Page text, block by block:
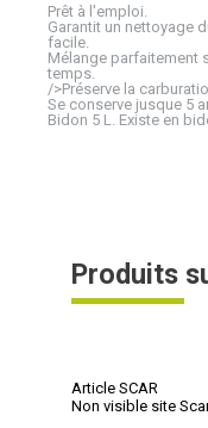
Prêt à l'emploi.
Garantit un nettoyage
facile.
Mélange parfaitement
temps.
/>Préserve la
Se conserve jusque 5
Bidon 5 L. Existe en
Produits
Article SCAR
Non visible site